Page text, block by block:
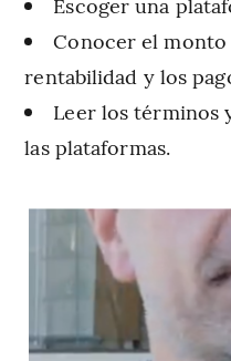
Conocer el
rentabilidad y los
Leer los términos
las plataformas.